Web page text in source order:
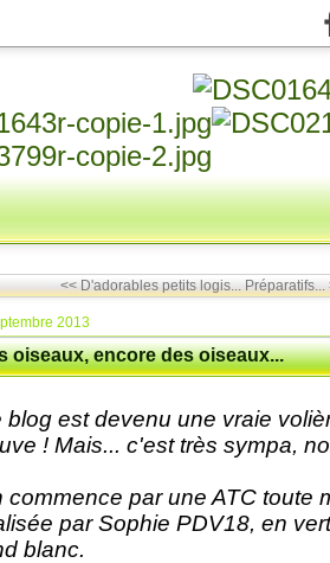
<< D'adorables petits logis... Préparatifs...
2013
oiseaux, encore des oiseaux...
blog est devenu une vraie
! Mais... c'est très sympa,
commence par une ATC toute
par Sophie PDV18, en
blanc.